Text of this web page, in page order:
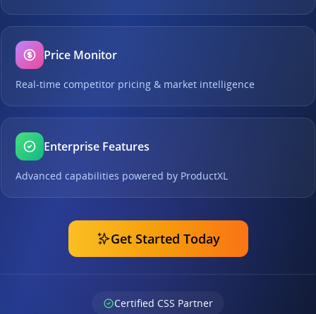
Price Monitor
Real-time competitor pricing & market intelligence
Enterprise Features
Advanced capabilities powered by ProductXL
Get Started Today
Certified CSS Partner